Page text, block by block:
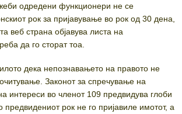
одредени функционери не се
рок за пријавување во рок од 30 дена,
веб страна објавува листа на
да го сторат тоа.
дека непознавањето на правото не
Законот за спречување на
интереси во членот 109 предвидува глоби
предвидениот рок не го пријавиле имотот, а